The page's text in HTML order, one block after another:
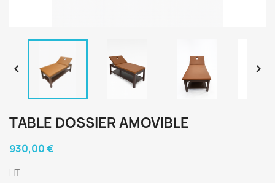
 
TABLE DOSSIER AMOVIBLE
930,00 €
HT